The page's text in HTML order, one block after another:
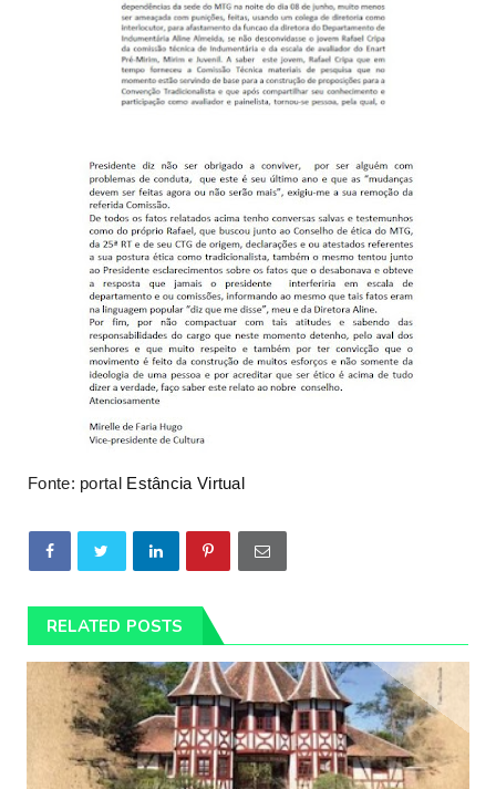
Fonte: portal Estância Virtual
RELATED POSTS